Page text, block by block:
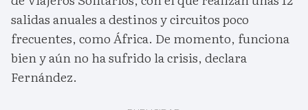
salidas anuales a destinos y circuitos poco
frecuentes, como África. De momento, funciona
bien y aún no ha sufrido la crisis, declara
Fernández.